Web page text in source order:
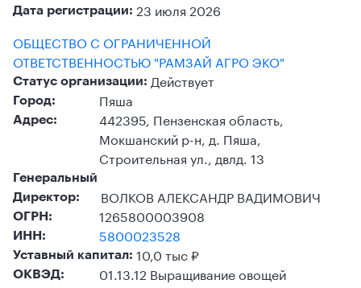
Дата регистрации: 23 июля 2026
ОБЩЕСТВО С ОГРАНИЧЕННОЙ
ОТВЕТСТВЕННОСТЬЮ "РАМЗАЙ АГРО ЭКО"
Статус организации: Действует
Город: Пяша
Адрес:
442395, Пензенская область,
Мокшанский р-н, д. Пяша,
Строительная ул., двлд. 13
Генеральный
Директор:
ВОЛКОВ АЛЕКСАНДР ВАДИМОВИЧ
ОГРН: 1265800003908
ИНН: 5800023528
Уставный капитал: 10,0 тыс ₽
ОКВЭД:
01.13.12 Выращивание овощей